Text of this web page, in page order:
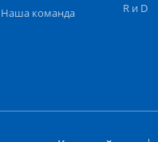
Наша команда
R и D